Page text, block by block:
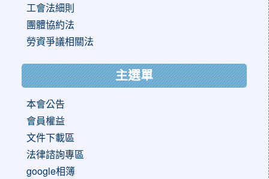
工會法細則
團體協約法
勞資爭議相關法
主選單
本會公告
會員權益
文件下載區
法律諮詢專區
google相簿